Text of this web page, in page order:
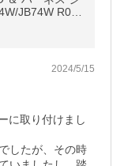
JB74W R06
2024/5/15
に取り付けまし
したが、その時